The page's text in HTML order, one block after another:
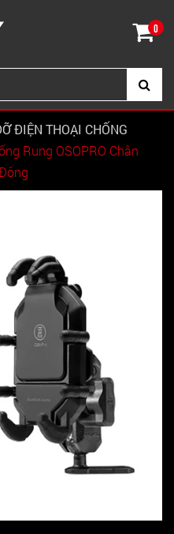
0
ĐIỆN THOẠI CHỐNG
Rung OSOPRO Chân